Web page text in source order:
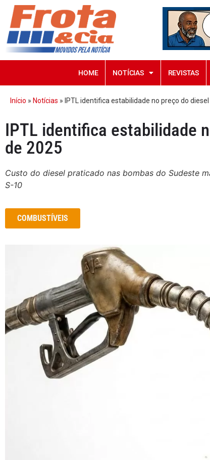
HOME NOTÍCIAS REVISTAS
Início » Notícias » IPTL identifica estabilidade no preço do
IPTL identifica estabilidade
de 2025
Custo do diesel praticado nas bombas do Sudeste
S-10
COMBUSTÍVEIS